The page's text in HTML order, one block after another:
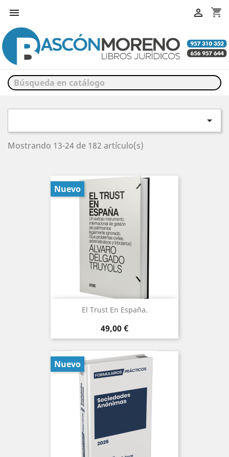
 shopping_cart


Mostrando 13-24 de 182 artículo(s)
El Trust En España.
Precio
49,00 €
Nuevo
Nuevo